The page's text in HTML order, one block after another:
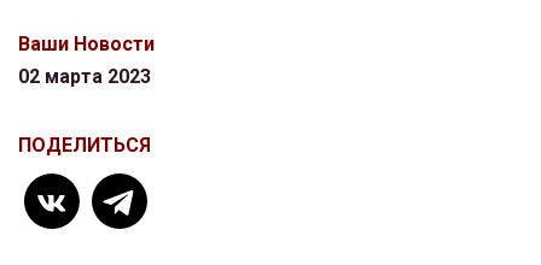
Ваши Новости
02 марта 2023
ПОДЕЛИТЬСЯ